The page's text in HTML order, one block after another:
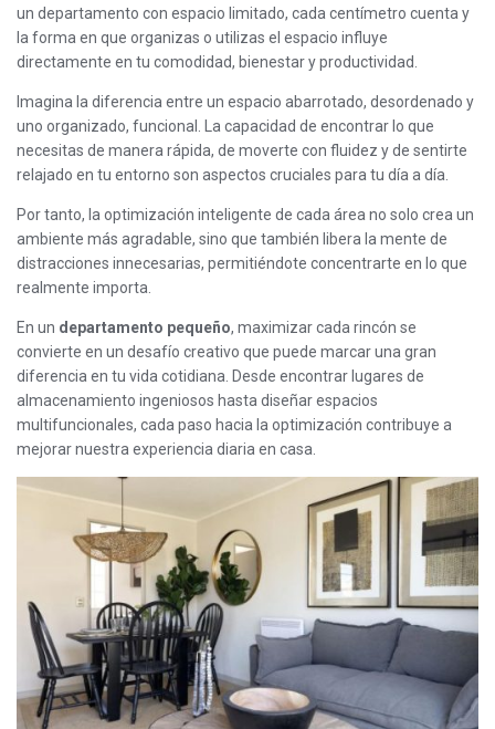
un departamento con espacio limitado, cada centímetro cuenta y
la forma en que organizas o utilizas el espacio influye
directamente en tu comodidad, bienestar y productividad.
Imagina la diferencia entre un espacio abarrotado, desordenado y
uno organizado, funcional. La capacidad de encontrar lo que
necesitas de manera rápida, de moverte con fluidez y de sentirte
relajado en tu entorno son aspectos cruciales para tu día a día.
Por tanto, la optimización inteligente de cada área no solo crea un
ambiente más agradable, sino que también libera la mente de
distracciones innecesarias, permitiéndote concentrarte en lo que
realmente importa.
En un departamento pequeño, maximizar cada rincón se
convierte en un desafío creativo que puede marcar una gran
diferencia en tu vida cotidiana. Desde encontrar lugares de
almacenamiento ingeniosos hasta diseñar espacios
multifuncionales, cada paso hacia la optimización contribuye a
mejorar nuestra experiencia diaria en casa.